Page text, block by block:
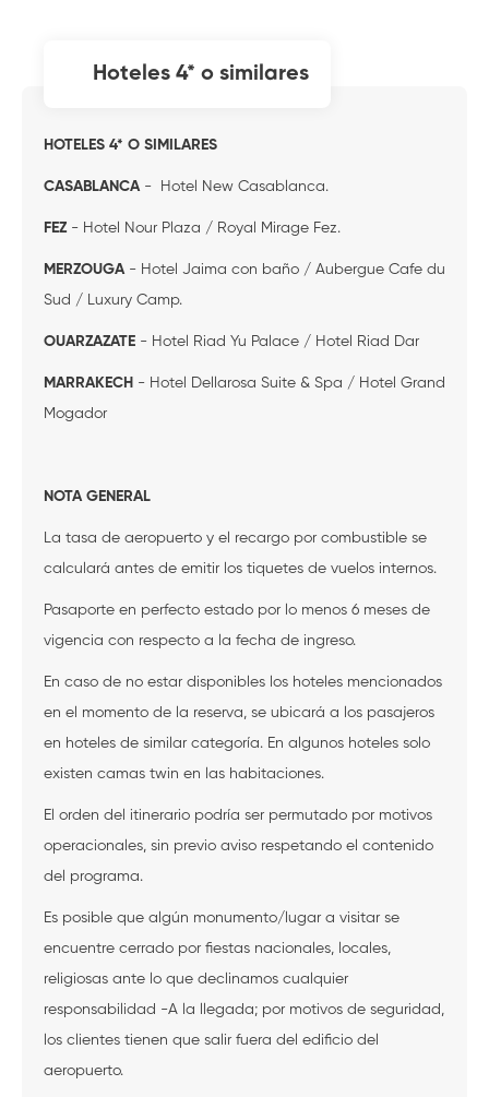
hoteles 4* o similares
HOTELES 4* O SIMILARES
CASABLANCA - Hotel New Casablanca.
FEZ - Hotel Nour Plaza / Royal Mirage Fez.
MERZOUGA - Hotel Jaima con baño / Aubergue Cafe du
Sud / Luxury Camp.
OUARZAZATE - Hotel Riad Yu Palace / Hotel Riad Dar
MARRAKECH - Hotel Dellarosa Suite & Spa / Hotel Grand
Mogador
NOTA GENERAL
La tasa de aeropuerto y el recargo por combustible se
calculará antes de emitir los tiquetes de vuelos internos.
Pasaporte en perfecto estado por lo menos 6 meses de
vigencia con respecto a la fecha de ingreso.
En caso de no estar disponibles los hoteles mencionados
en el momento de la reserva, se ubicará a los pasajeros
en hoteles de similar categoría. En algunos hoteles solo
existen camas twin en las habitaciones.
El orden del itinerario podría ser permutado por motivos
operacionales, sin previo aviso respetando el contenido
del programa.
Es posible que algún monumento/lugar a visitar se
encuentre cerrado por fiestas nacionales, locales,
religiosas ante lo que declinamos cualquier
responsabilidad -A la llegada; por motivos de seguridad,
los clientes tienen que salir fuera del edificio del
aeropuerto.